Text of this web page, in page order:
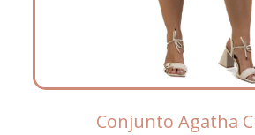
Conjunto Agatha